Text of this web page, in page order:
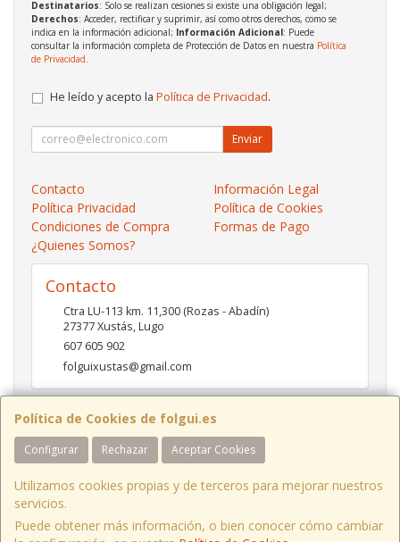
Política de Cookies de folgui.es
Configurar Rechazar Aceptar Cookies
Utilizamos cookies propias y de terceros para mejorar nuestros
servicios.
Puede obtener más información, o bien conocer cómo cambiar
Destinatarios: Solo se realizan cesiones si existe una obligación legal;
Derechos: Acceder, rectificar y suprimir, así como otros derechos, como se
indica en la información adicional; Información Adicional: Puede
consultar la información completa de Protección de Datos en nuestra Política
de Privacidad
He leído y acepto la Política de Privacidad.
Enviar
Contacto
Información Legal
Política Privacidad
Política de Cookies
Condiciones de Compra
Formas de Pago
¿Quienes Somos?
Contacto
Ctra LU-113 km. 11,300 (Rozas - Abadín)
27377Xustás,Lugo
607 605 902
folguixustas@gmail.com
Horario
Lunes a viernes de 10:00 a 14:00 y de 16:00 a 20:00.
Sábados de 10:00 a 14:00 y de 16:00 a 19:00
Ctra LU-113 Km 11,300 Xustás Lugo, España. - C.I.F.: B27261130 - Tfno: